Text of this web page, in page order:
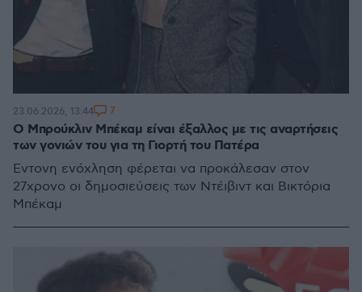
Ο Μπρούκλιν Μπέκαμ είναι έξαλλος με τις αναρτήσεις
των γονιών του για τη Γιορτή του Πατέρα
Έντονη ενόχληση φέρεται να προκάλεσαν στον
27χρονο οι δημοσιεύσεις των Ντέιβιντ και Βικτόρια
Μπέκαμ
23.06.2026, 13:44 7